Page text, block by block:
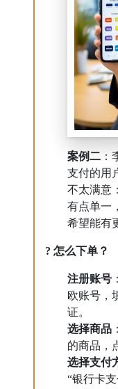
案例二
支付的用
不太满意
有点单一
希望能有
? 怎么下单？
注册账号
欧账号，
证。
选择商品
的商品，
选择支付
“银行卡